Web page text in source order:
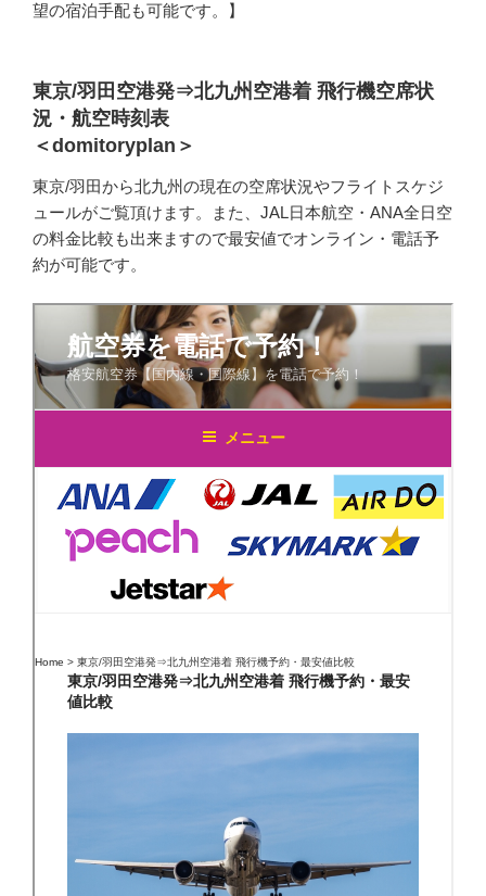
望の宿泊手配も可能です。】
東京/羽田空港発⇒北九州空港着 飛行機空席状
況・航空時刻表
＜domitoryplan＞
東京/羽田から北九州の現在の空席状況やフライトスケジ
ュールがご覧頂けます。また、JAL日本航空・ANA全日空
の料金比較も出来ますので最安値でオンライン・電話予
約が可能です。